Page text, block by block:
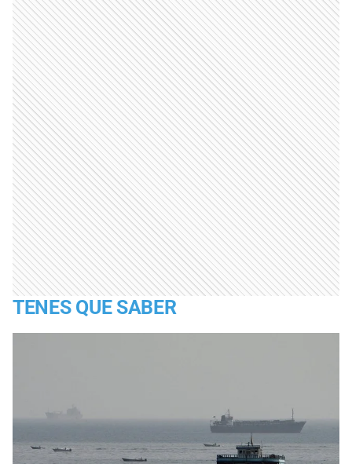
TENES QUE SABER